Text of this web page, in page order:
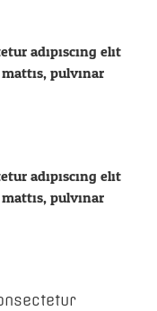
adipiscing elit.
pulvinar
adipiscing elit.
pulvinar